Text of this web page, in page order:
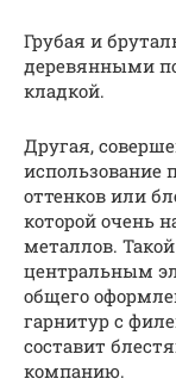
Грубая и
деревянными
кладкой.
Другая,
использование
оттенков или
которой очень
металлов.
центральным
общего
гарнитур с
составит
компанию.